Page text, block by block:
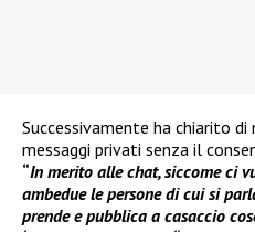
Successivamente ha chiarito
messaggi privati senza il
“In merito alle chat, siccome ci
ambedue le persone di cui si
prende e pubblica a casaccio